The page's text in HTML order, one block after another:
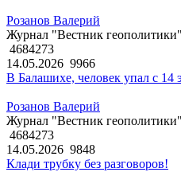
Розанов Валерий
Журнал "Вестник
4684273
14.05.2026 9966
В Балашихе, человек упал с 14
Розанов Валерий
Журнал "Вестник
4684273
14.05.2026 9848
Клади трубку без разговоров!